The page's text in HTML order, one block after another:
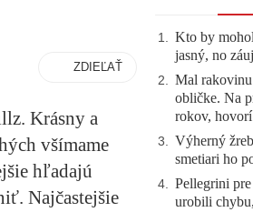
ZDIEĽAŤ
Krásny a
všímame
hľadajú
Najčastejšie
1. Kto by
jasný, no
2. Mal rakovinu
obličke. Na
rokov, hovorí
3. Výherný
smetiari ho
4. Pellegrini
urobili